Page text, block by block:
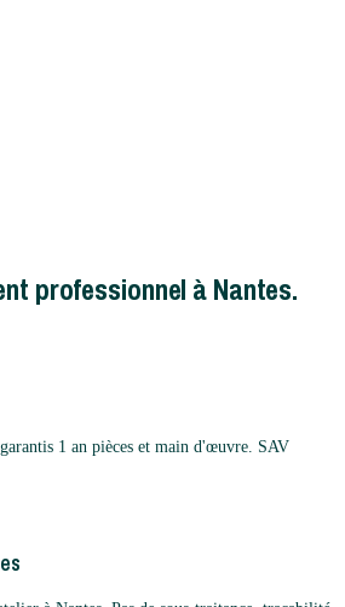
professionnel à Nantes.
1 an pièces et main d'œuvre. SAV